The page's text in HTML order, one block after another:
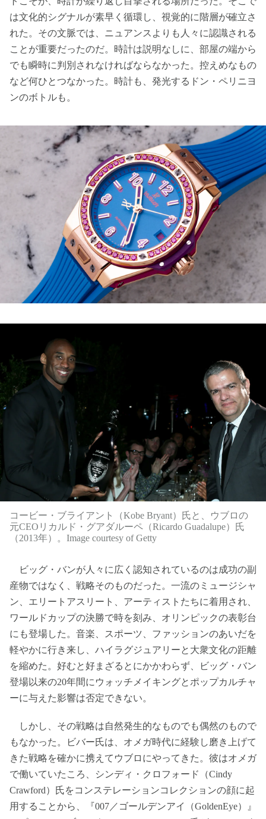
は文化的シグナルが素早く循環し、視覚的に階層が確立さ
れた。その文脈では、ニュアンスよりも人々に認識される
ことが重要だったのだ。時計は説明なしに、部屋の端から
でも瞬時に判別されなければならなかった。控えめなもの
など何ひとつなかった。時計も、発光するドン・ペリニヨ
ンのボトルも。
コービー・ブライアント（Kobe Bryant）氏と、ウブロの
元CEOリカルド・グアダルーペ（Ricardo Guadalupe）氏
（2013年）。Image courtesy of Getty
ビッグ・バンが人々に広く認知されているのは成功の副
産物ではなく、戦略そのものだった。一流のミュージシャ
ン、エリートアスリート、アーティストたちに着用され、
ワールドカップの決勝で時を刻み、オリンピックの表彰台
にも登場した。音楽、スポーツ、ファッションのあいだを
軽やかに行き来し、ハイラグジュアリーと大衆文化の距離
を縮めた。好むと好まざるとにかかわらず、ビッグ・バン
登場以来の20年間にウォッチメイキングとポップカルチャ
ーに与えた影響は否定できない。
しかし、その戦略は自然発生的なものでも偶然のもので
もなかった。ビバー氏は、オメガ時代に経験し磨き上げて
きた戦略を確かに携えてウブロにやってきた。彼はオメガ
で働いていたころ、シンディ・クロフォード（Cindy
Crawford）氏をコンステレーションコレクションの顔に起
用することから、『007／ゴールデンアイ（GoldenEye）』